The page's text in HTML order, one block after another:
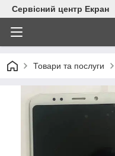
Сервісний центр Екран
Товари та послуги